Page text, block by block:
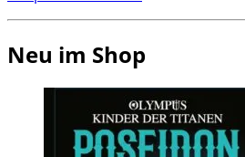
Neu im Shop